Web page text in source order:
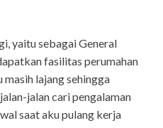
yaitu sebagai General
fasilitas perumahan
masih lajang sehingga
jalan cari pengalaman
saat aku pulang kerja